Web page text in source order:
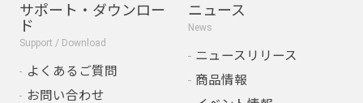
サポート・ダウンロー
ド
Support / Download
よくあるご質問
お問い合わせ
ニュース
News
ニュースリリース
商品情報